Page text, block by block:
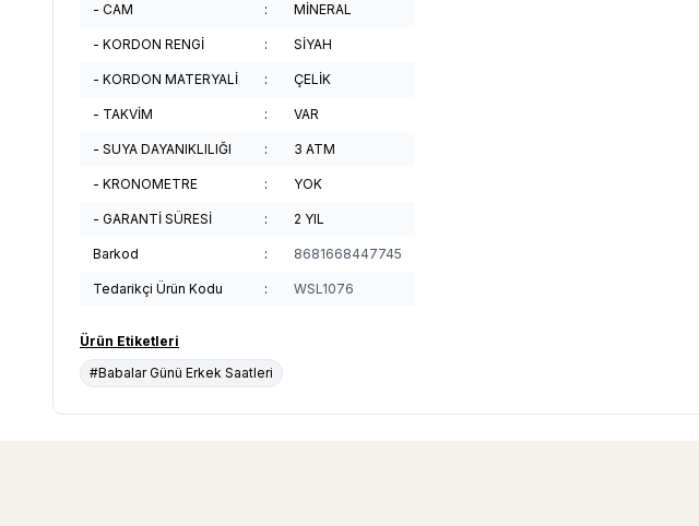
- CAM : MİNERAL
- KORDON RENGİ : SİYAH
- KORDON MATERYALİ : ÇELİK
- TAKVİM : VAR
- SUYA DAYANIKLILIĞI : 3 ATM
- KRONOMETRE : YOK
- GARANTİ SÜRESİ : 2 YIL
Barkod : 8681668447745
Tedarikçi Ürün Kodu : WSL1076
Ürün Etiketleri
#Babalar Günü Erkek Saatleri